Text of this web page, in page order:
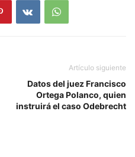
Artículo siguiente
Datos del juez Francisco
Ortega Polanco, quien
instruirá el caso Odebrecht